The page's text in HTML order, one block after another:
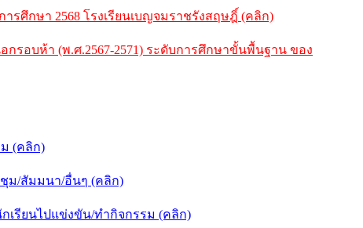
ารศึกษา 2568 โรงเรียนเบญจมราชรังสฤษฎิ์ (คลิก)
รอบห้า (พ.ศ.2567-2571) ระดับการศึกษาขั้นพื้นฐาน ของ
(คลิก)
ม/สัมมนา/อื่นๆ (คลิก)
เรียนไปแข่งขัน/ทำกิจกรรม (คลิก)